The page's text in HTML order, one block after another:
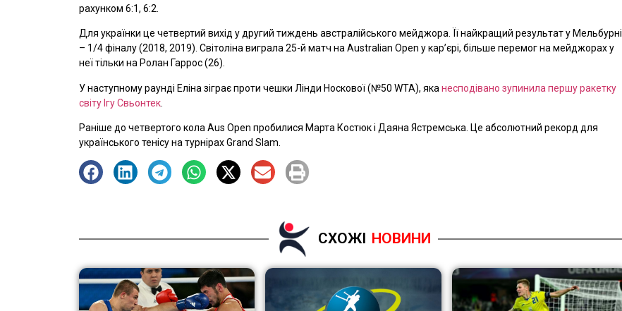
рахунком 6:1, 6:2.
Для українки це четвертий вихід у другий тиждень австралійського мейджора. Її найкращий результат у Мельбурні
– 1/4 фіналу (2018, 2019). Світоліна виграла 25-й матч на Australian Open у кар’єрі, більше перемог на мейджорах у
неї тільки на Ролан Гаррос (26).
У наступному раунді Еліна зіграє проти чешки Лінди Носкової (№50 WTA), яка несподівано зупинила першу ракетку
світу Ігу Свьонтек
Раніше до четвертого кола Aus Open пробилися Марта Костюк і Даяна Ястремська. Це абсолютний рекорд для
українського тенісу на турнірах Grand Slam.
СХОЖІ НОВИНИ